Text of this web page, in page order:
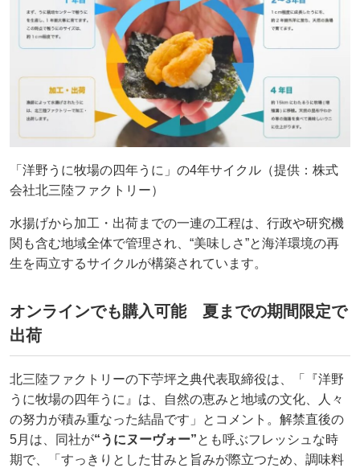
「洋野うに牧場の四年うに」の4年サイクル（提供：株式
会社北三陸ファクトリー）
水揚げから加工・出荷までの一連の工程は、行政や研究機
関も含む地域全体で管理され、“美味しさ”と海洋環境の再
生を両立するサイクルが構築されています。
オンラインでも購入可能 夏までの期間限定で
出荷
北三陸ファクトリーの下苧坪之典代表取締役は、「『洋野
うに牧場の四年うに』は、自然の恵みと地域の文化、人々
の努力が積み重なった結晶です」とコメント。解禁直後の
5月は、同社が“うにヌーヴォー”とも呼ぶフレッシュな時
期で、「すっきりとした甘みと旨みが際立つため、調味料